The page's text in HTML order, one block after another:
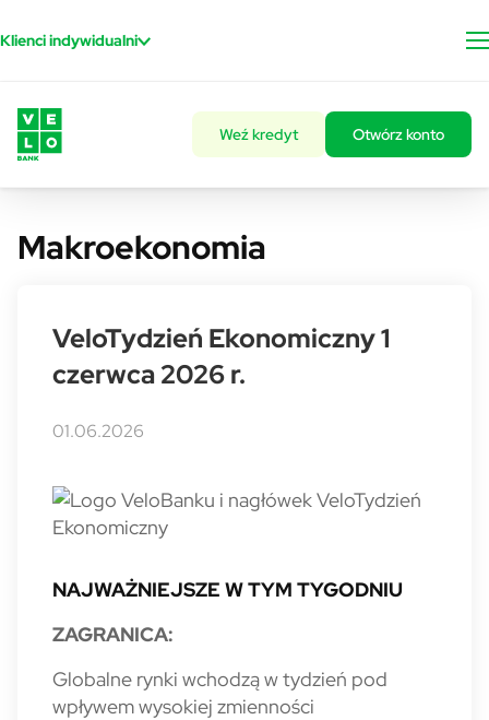
Klienci indywidualni
Weź kredyt Otwórz konto
Makroekonomia
VeloTydzień Ekonomiczny 1
czerwca 2026 r.
01.06.2026
NAJWAŻNIEJSZE W TYM TYGODNIU
ZAGRANICA:
Globalne rynki wchodzą w tydzień pod
wpływem wysokiej zmienności